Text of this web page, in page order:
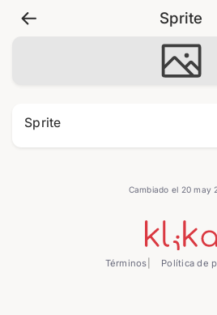
Sprite
Sprite
Cambiado el 20 may
Términos Política de